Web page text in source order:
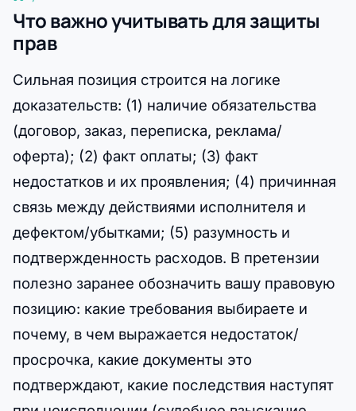
Что важно учитывать для защиты
прав
Сильная позиция строится на логике
доказательств: (1) наличие обязательства
(договор, заказ, переписка, реклама/
оферта); (2) факт оплаты; (3) факт
недостатков и их проявления; (4) причинная
связь между действиями исполнителя и
дефектом/убытками; (5) разумность и
подтвержденность расходов. В претензии
полезно заранее обозначить вашу правовую
позицию: какие требования выбираете и
почему, в чем выражается недостаток/
просрочка, какие документы это
подтверждают, какие последствия наступят